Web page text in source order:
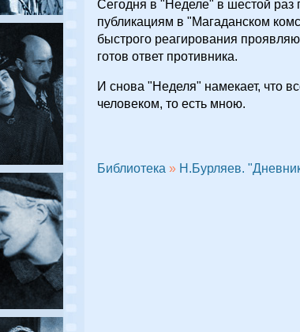
Сегодня в "Неделе" в шестой раз
публикациям в "Магаданском
быстрого реагирования
готов ответ противника.
И снова "Неделя" намекает, что
человеком, то есть мною.
Библиотека » Н.Бурляев.